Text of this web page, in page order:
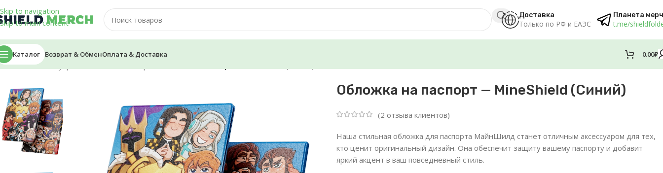
Skip to navigation
Skip to main content
Доставка
Только по РФ и ЕАЭС
Планета
t.me/
Каталог Возврат & ОбменОплата & Доставка 0.00₽
Главная/Аксессуары
Обложка на паспорт — MineShield (Синий)
(2 отзыва клиентов)
Наша стильная обложка для паспорта МайнШилд станет отличным аксессуаром для тех,
кто ценит оригинальный дизайн. Она обеспечит защиту вашему паспорту и добавит
яркий акцент в ваш повседневный стиль.